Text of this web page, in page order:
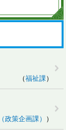
福祉課
政策企画課）